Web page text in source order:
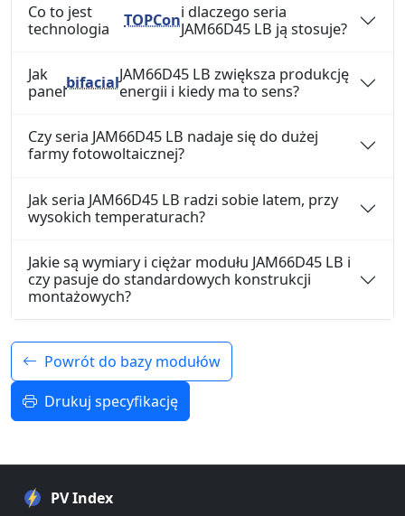
Co to jest
technologia
TOPConi dlaczego seria
JAM66D45 LB ją stosuje?
Jak
panelbifacialJAM66D45 LB zwiększa produkcję
energii i kiedy ma to sens?
Czy seria JAM66D45 LB nadaje się do dużej
farmy fotowoltaicznej?
Jak seria JAM66D45 LB radzi sobie latem, przy
wysokich temperaturach?
Jakie są wymiary i ciężar modułu JAM66D45 LB i
czy pasuje do standardowych konstrukcji
montażowych?
Powrót do bazy modułów
Drukuj specyfikację
PV Index